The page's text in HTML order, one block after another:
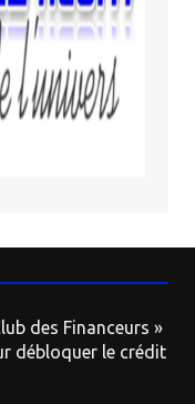
des Financeurs »
débloquer le crédit